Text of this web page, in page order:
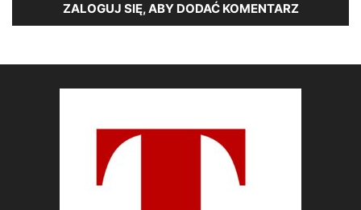
ZALOGUJ SIĘ, ABY DODAĆ KOMENTARZ